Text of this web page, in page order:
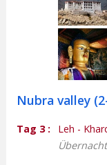
Nubra valley
Tag 3 : Leh -